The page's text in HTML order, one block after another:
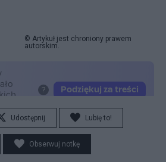
© Artykuł jest chroniony prawem
autorskim.
Udostępnij Lubię to!
Obserwuj notkę